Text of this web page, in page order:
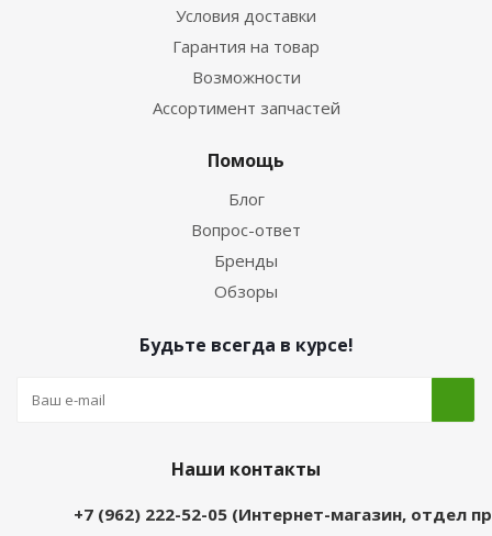
Условия доставки
Гарантия на товар
Возможности
Ассортимент запчастей
Помощь
Блог
Вопрос-ответ
Бренды
Обзоры
Будьте всегда в курсе!
Наши контакты
+7 (962) 222-52-05 (Интернет-магазин, отдел